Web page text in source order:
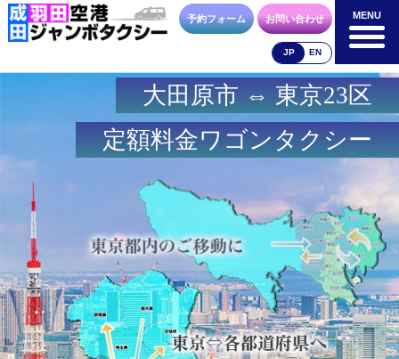
MENU
料金表
羽田空港
料金表
空港送迎以外
料金表
車種・荷物 お支払方法 合流方法
お問合せ 予約フォーム
予約フォーム お問い合わせ
JP EN
MENU
大田原市 ⇔ 東京23区
定額料金ワゴンタクシー